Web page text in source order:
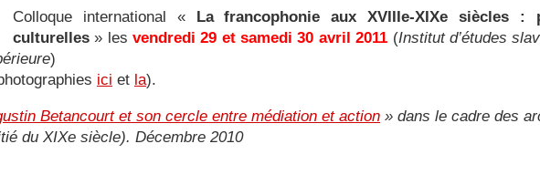
Colloque international « La francophonie aux XVIIIe-XIXe siècles
culturelles » lesvendredi 29 et samedi 30 avril 2011 (Institut d’études
)
ici et la).
Betancourt et son cercle entre médiation et action » dans le cadre des
du XIXe siècle). Décembre 2010